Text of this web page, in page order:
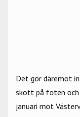
Det gör däremot
skott på foten och
januari mot